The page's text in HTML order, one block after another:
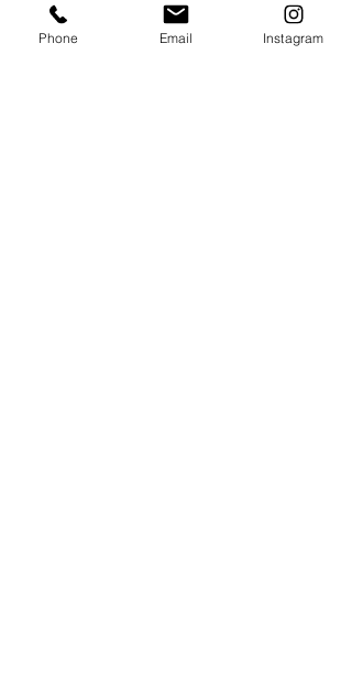
お知らせを送付するためです。
Phone Email Instagram